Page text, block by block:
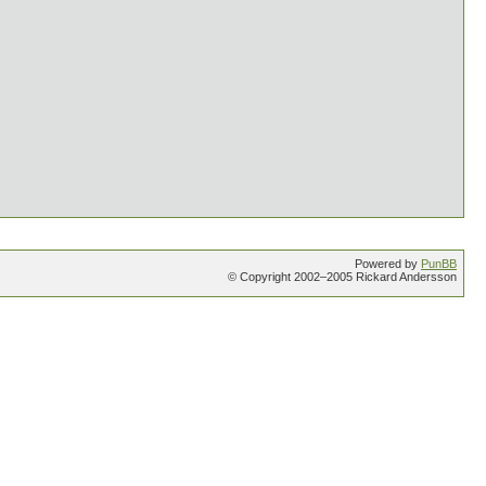
Powered by PunBB
© Copyright 2002–2005 Rickard Andersson